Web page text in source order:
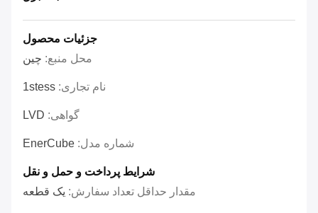
جزئیات محصول
محل منبع: چین
نام تجاری: 1stess
گواهی: LVD
شماره مدل: EnerCube
شرایط پرداخت و حمل و نقل
مقدار حداقل تعداد سفارش: یک قطعه